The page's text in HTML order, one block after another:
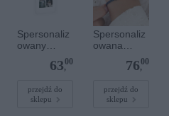
Spersonaliz
owany
plakat - 30 x
63,
00
przejdź do
sklepu
Spersonaliz
owana
bransoletka
sznurkowa -
Srebrne
serce
76,
00
przejdź do
sklepu